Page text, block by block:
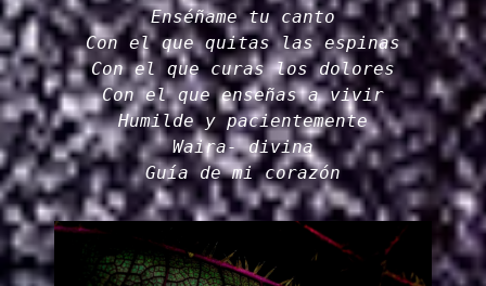
Enséñame tu canto
Con el que quitas las espinas
Con el que curas los dolores
Con el que enseñas a vivir
Humilde y pacientemente
Waira- divina
Guía de mi corazón